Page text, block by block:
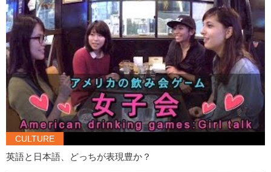
Kristina: That was really really really close…
CULTURE
英語と日本語、どっちが表現豊か？